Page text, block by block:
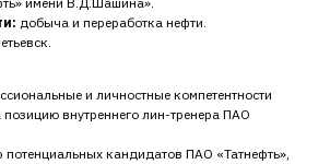
добыча и переработка нефти.
и личностные компетентности
внутреннего лин-тренера ПАО
потенциальных кандидатов ПАО «Татнефть»,